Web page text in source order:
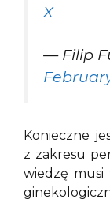
X
— Filip
Konieczne
z zakresu
wiedzę musi